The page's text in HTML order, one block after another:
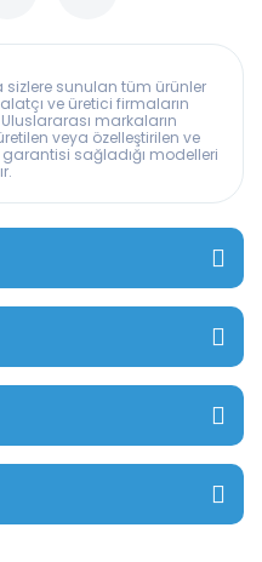
sunulan tüm ürünler
ve üretici firmaların
markaların
veya özelleştirilen ve
sağladığı modelleri